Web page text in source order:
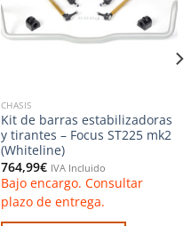
CHASIS
Kit de barras estabilizadoras
y tirantes – Focus ST225 mk2
(Whiteline)
764,99€ IVA Incluido
Bajo encargo. Consultar
plazo de entrega.